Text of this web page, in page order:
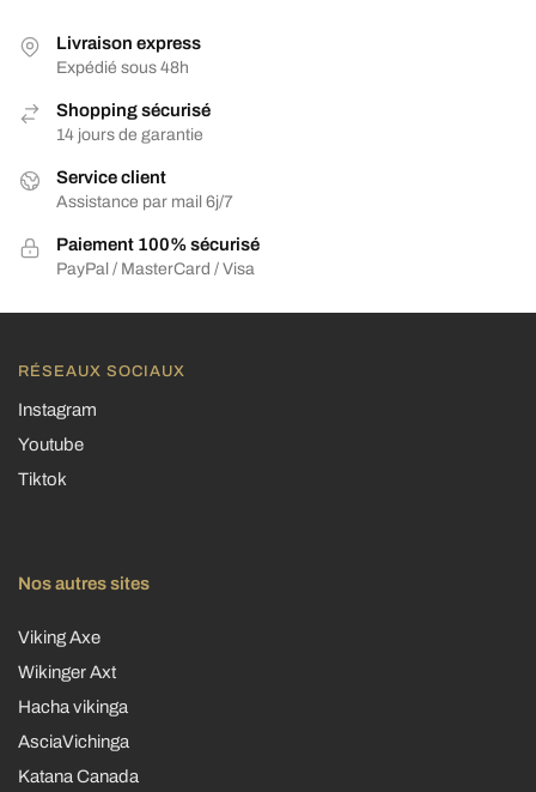
Livraison express
Expédié sous 48h
Shopping sécurisé
14 jours de garantie
Service client
Assistance par mail 6j/7
Paiement 100% sécurisé
PayPal / MasterCard / Visa
RÉSEAUX SOCIAUX
Instagram
Youtube
Tiktok
Nos autres sites
Viking Axe
Wikinger Axt
Hacha vikinga
AsciaVichinga
Katana Canada